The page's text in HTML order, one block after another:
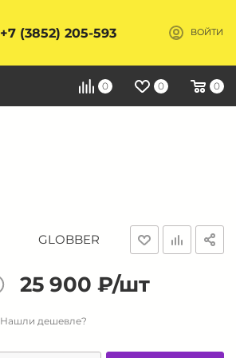
+7 (3852) 205-593 ВОЙТИ
0 0 0
GLOBBER
25 900 ₽/шт
Нашли дешевле?